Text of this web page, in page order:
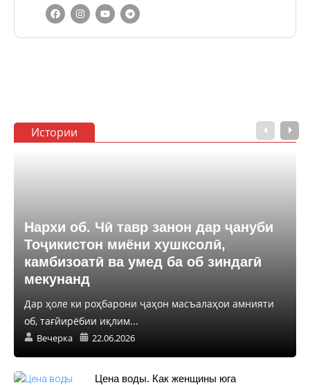
Истории
Нархи об. Чӣ тавр занон дар ҷануби
Тоҷикистон миёни хушксолӣ,
камбизоатӣ ва умед ба об зиндагӣ
мекунанд
Дар ҳоле ки роҳбарони ҷаҳон масъалаҳои амнияти
об, тағйирёбии иқлим...
Вечерка 22.06.2026
Цена воды. Как женщины юга